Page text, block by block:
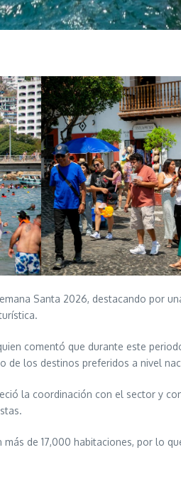
Santa 2026, destacando por
comentó que durante este
de los destinos preferidos a nivel
la coordinación con el sector y
de 17,000 habitaciones, por lo